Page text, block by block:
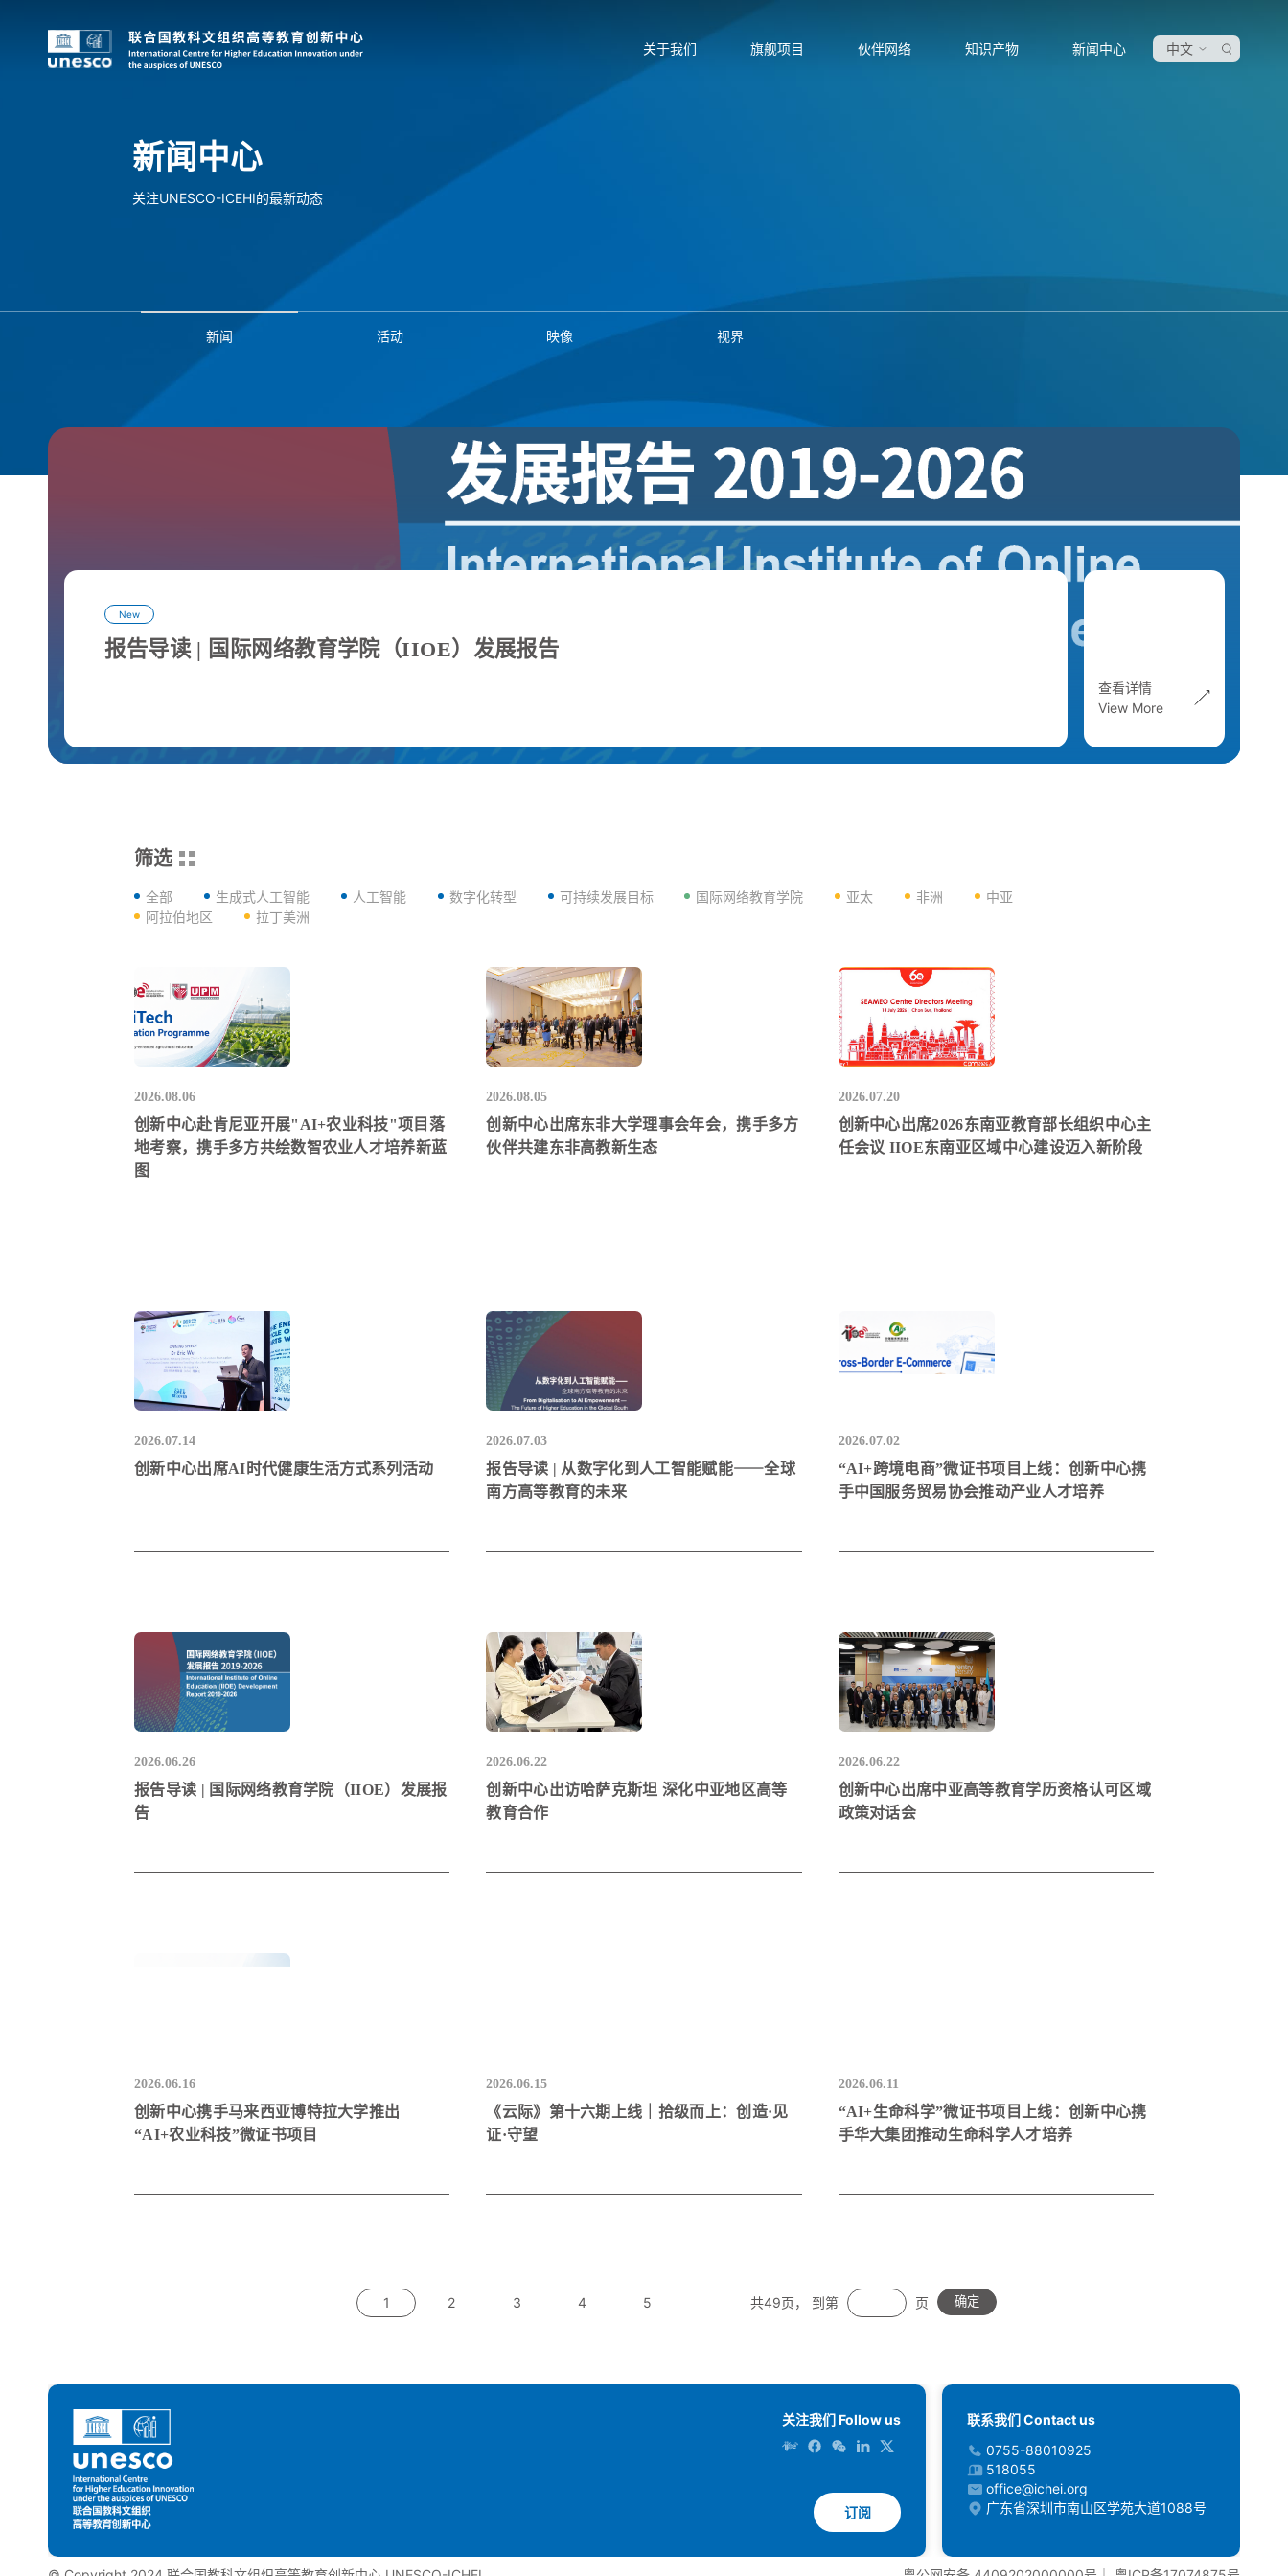
中文
关于我们 旗舰项目 伙伴网络 知识产物 新闻中心
新闻中心
关注UNESCO-ICEHI的最新动态
新闻 活动 映像 视界
New
报告导读 | 国际网络教育学院（IIOE）发展报告
查看详情
View More
筛选
全部 生成式人工智能 人工智能 数字化转型 可持续发展目标 国际网络教育学院 亚太 非洲
中亚
阿拉伯地区
拉丁美洲
2026.08.06
创新中心赴肯尼亚开展"AI+农业科技"项目落
地考察，携手多方共绘数智农业人才培养新蓝
图
2026.08.05
创新中心出席东非大学理事会年会，携手多方
伙伴共建东非高教新生态
2026.07.20
创新中心出席2026东南亚教育部长组织中心主
任会议 IIOE东南亚区域中心建设迈入新阶段
2026.07.14
创新中心出席AI时代健康生活方式系列活动
2026.07.03
报告导读 | 从数字化到人工智能赋能⸺全球
南方高等教育的未来
2026.07.02
“AI+跨境电商”微证书项目上线：创新中心携
手中国服务贸易协会推动产业人才培养
2026.06.26
报告导读 | 国际网络教育学院（IIOE）发展报
告
2026.06.22
创新中心出访哈萨克斯坦 深化中亚地区高等
教育合作
2026.06.22
创新中心出席中亚高等教育学历资格认可区域
政策对话会
2026.06.16
创新中心携手马来西亚博特拉大学推出
“AI+农业科技”微证书项目
2026.06.15
《云际》第十六期上线｜拾级而上：创造·见
证·守望
2026.06.11
“AI+生命科学”微证书项目上线：创新中心携
手华大集团推动生命科学人才培养
1 2 3 4 5 共49页， 到第 页 确定
关注我们 Follow us
订阅
联系我们 Contact us
0755-88010925
518055
office@ichei.org
广东省深圳市南山区学苑大道1088号